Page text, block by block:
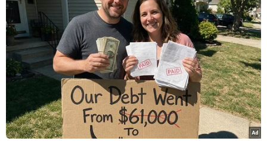
nhất một mũi thì con số này ở bang Sachsen là
59,4%.
Theo các nhà khoa học hàng đầu ở Đức, việc
nhanh chóng tiến hành tiêm mũi tăng cường
cho một nửa dân số có thể giúp nước Đức phá
vỡ làn sóng lây nhiễm thứ 4 hiện nay.